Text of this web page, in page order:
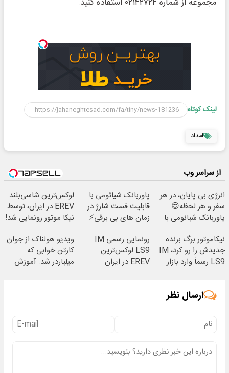
لینک کوتاه
امداد
از سراسر وب
انرژی بی پایان، در هر
سفر و هر لحظه😍
پاوربانک شیائومی با
پاوربانک شیائومی با
قابلیت فست شارژ در
زمان های بی برقی⚡
لوکس‌ترین شاسی‌بلند
EREV در ایران، توسط
نیکا موتور رونمایی شد!
نیکاموتور برگ برنده
جدیدش را رو کرد، IM
LS9 رسماً وارد بازار
رونمایی رسمی IM
LS9 لوکس‌ترین
EREV در ایران
ویدیو هولناک از جوان
کارتن خوابی که
میلیاردر شد. آموزش
ارسال نظر